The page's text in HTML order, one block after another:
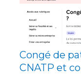
Congé de
CNATP et